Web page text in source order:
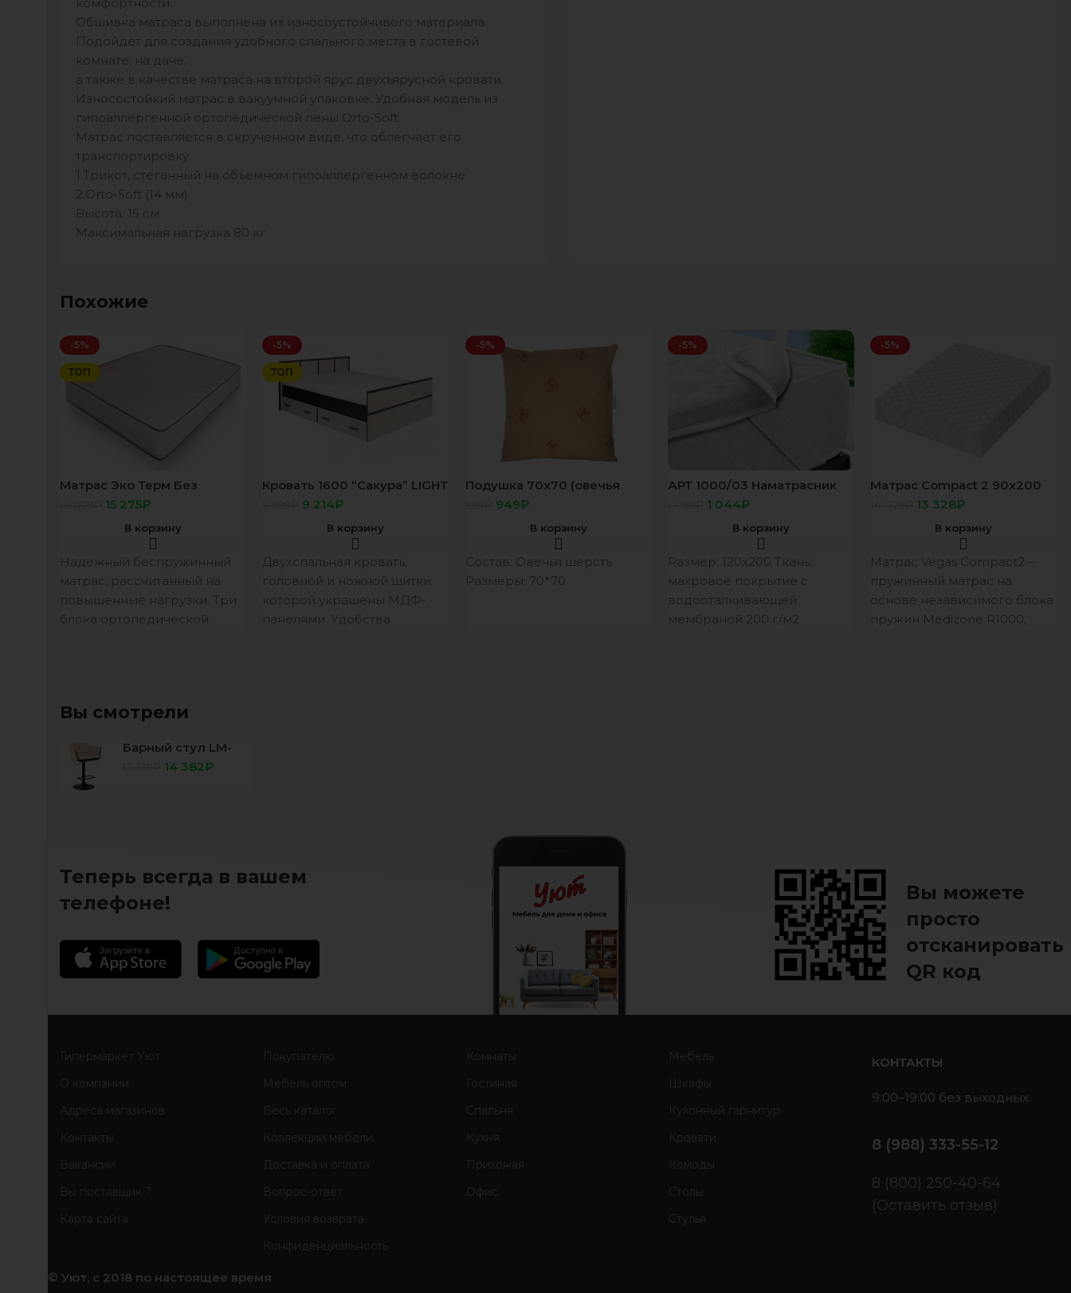
комфортности.
Обшивка матраса выполнена из износоустойчивого материала.
Подойдёт для создания удобного спального места в гостевой
комнате, на даче,
а также в качестве матраса на второй ярус двухъярусной кровати.
Износостойкий матрас в вакуумной упаковке. Удобная модель из
гипоаллергенной ортопедической пены Orto-Soft.
Матрас поставляется в скрученном виде, что облегчает его
транспортировку.
1.Трикот, стеганный на объёмном гипоаллергенном волокне
2.Orto-Soft (14 мм)
Высота: 15 см
Максимальная нагрузка 80 кг
Похожие
-5%
ТОП
Матрас Эко Терм Без
пружин 140х200
15 275₽
В корзину
Надежный беспружинный
матрас, рассчитанный на
повышенные нагрузки. Три
блока ортопедической
-5%
ТОП
Кровать 1600 “Сакура” LIGHT
венге/лоредо (без
9 214₽
В корзину
Двухспальная кровать,
головной и ножной щитки
которой украшены МДФ-
панелями. Удобства
-5%
Подушка 70х70 (овечья
шерсть) комфорт
949₽
В корзину
Состав: Овечья шерсть
Размеры: 70*70
-5%
АРТ 1000/03 Наматрасник
Аквастоп 120х200 стандарт
1 044₽
В корзину
Размер: 120х200 Ткань:
махровое покрытие с
водооталкивающей
мембраной 200 г/м2
-5%
Матрас Compact 2 90х200
13 328₽
В корзину
Матрас Vegas Compact2 –
пружинный матрас на
основе независимого блока
пружин Medizone R1000,
Вы смотрели
Барный стул LM-
9690 LEON
14 382₽
Теперь всегда в вашем
телефоне!
Вы можете
просто
отсканировать
QR код
Гипермаркет Уют
О компании
Адреса магазинов
Контакты
Вакансии
Вы поставщик ?
Карта сайта
Покупателю
Мебель оптом
Весь каталог
Коллекции мебели
Доставка и оплата
Вопрос-ответ
Условия возврата
Конфиденциальность
Комнаты
Гостиная
Спальня
Кухня
Прихожая
Офис
Мебель
Шкафы
Кухонный гарнитур
Кровати
Комоды
Столы
Стулья
КОНТАКТЫ
9:00–19:00 без выходных.
8 (988) 333-55-12
8 (800) 250-40-64
(Оставить отзыв)
© Уют, с 2018 по настоящее время